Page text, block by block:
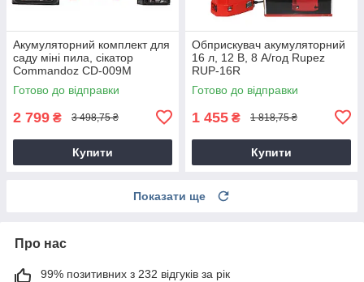
Акумуляторний комплект для
саду міні пила, сікатор
Commandoz CD-009M
Готово до відправки
2 799 ₴ 3 498,75 ₴
Купити
Обприскувач акумуляторний
16 л, 12 В, 8 А/год Rupez
RUP-16R
Готово до відправки
1 455 ₴ 1 818,75 ₴
Купити
Показати ще
Про нас
99% позитивних з 232 відгуків за рік